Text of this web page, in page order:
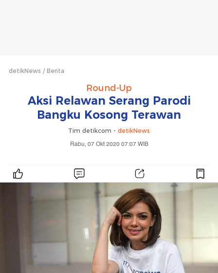
detikNews Berita
Round-Up
Aksi Relawan Serang Parodi
Bangku Kosong Terawan
Tim detikcom - detikNews
Rabu, 07 Okt 2020 07:07 WIB